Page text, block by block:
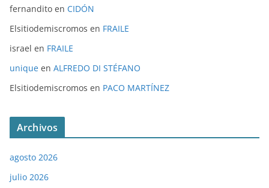
fernandito en CIDÓN
Elsitiodemiscromos en FRAILE
israel en FRAILE
unique en ALFREDO DI STÉFANO
Elsitiodemiscromos en PACO MARTÍNEZ
Archivos
agosto 2026
julio 2026